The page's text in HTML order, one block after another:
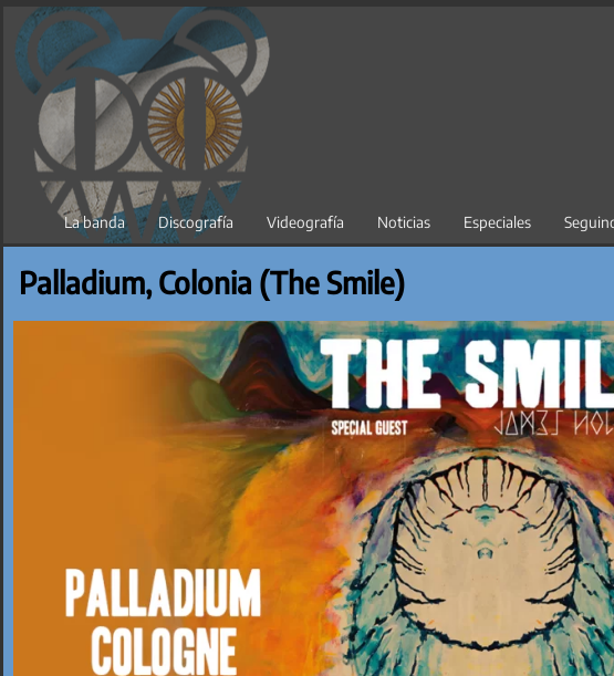
Saltar
contenido
La banda Discografía Videografía Noticias Especiales
Palladium, Colonia (The Smile)